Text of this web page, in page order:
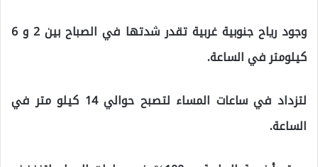
وجود رياح جنوبية غربية تقدر شدتها في الصباح بين 2 و 6
كيلومتر في الساعة.
لتزداد في ساعات المساء لتصبح حوالي 14 كيلو متر في
الساعة.